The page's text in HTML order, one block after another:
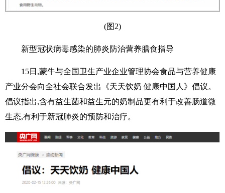
(图2)
新型冠状病毒感染的肺炎防治营养膳食指导
15日,蒙牛与全国卫生产业企业管理协会食品与营养健康
产业分会向全社会联合发出《天天饮奶 健康中国人》倡议。
倡议指出,含有益生菌和益生元的奶制品更有利于改善肠道微
生态,有利于新冠肺炎的预防和治疗。